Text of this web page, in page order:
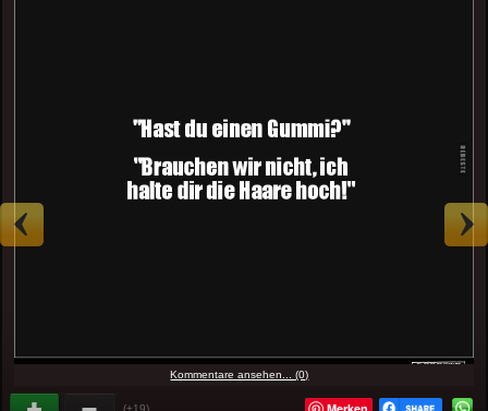
Kommentare ansehen... (0)
(+19)